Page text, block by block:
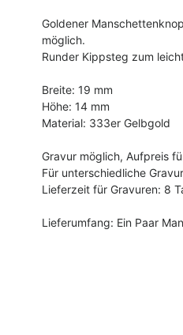
Goldener
möglich.
Runder Kippsteg zum
Breite: 19 mm
Höhe: 14 mm
Material: 333er Gelbgold
Gravur möglich, Aufpreis
Für unterschiedliche
Lieferzeit für Gravuren: 8
Lieferumfang: Ein Paar